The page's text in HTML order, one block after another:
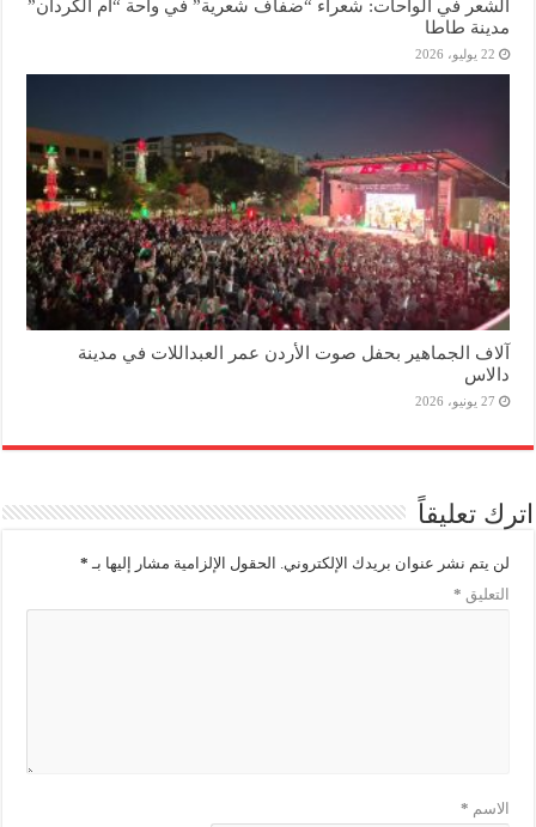
الشعر في الواحات: شعراء “ضفاف شعرية” في واحة “أم الكردان”
مدينة طاطا
22 يوليو، 2026
آلاف الجماهير بحفل صوت الأردن عمر العبداللات في مدينة
دالاس
27 يونيو، 2026
اترك تعليقاً
لن يتم نشر عنوان بريدك الإلكتروني. الحقول الإلزامية مشار إليها بـ *
التعليق *
الاسم *